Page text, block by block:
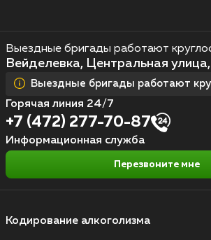
Кодирование алкоголизма
Выездные бригады работают
Вейделевка, Центральная
Выездные бригады работают
Горячая линия 24/7
+7 (472) 277-70-87
Информационная служба
Перезвоните мне